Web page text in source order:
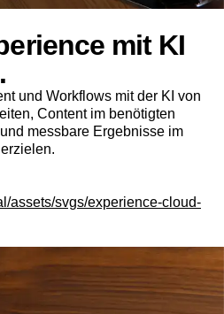
mit KI
und Workflows mit der KI von
Content im benötigten
messbare Ergebnisse im
assets/svgs/experience-cloud-